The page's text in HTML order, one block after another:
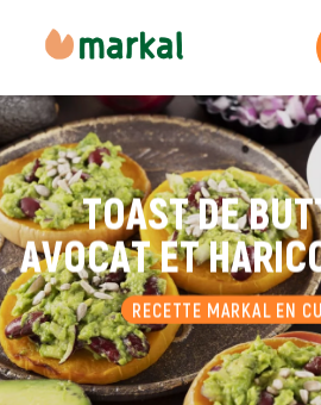
TOAST DE
AVOCAT ET
RECETTE MARKAL EN